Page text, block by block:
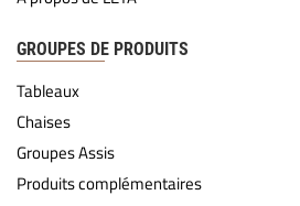
GROUPES DE PRODUITS
Tableaux
Chaises
Groupes Assis
Produits complémentaires